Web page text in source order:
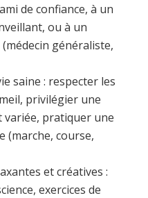
de confiance, à un
ou à un
généraliste,
saine : respecter les
privilégier une
pratiquer une
(marche, course,
et créatives :
exercices de